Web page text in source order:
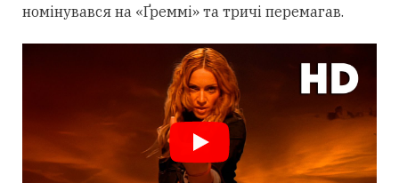
номінувався на «Ґреммі» та тричі перемагав.